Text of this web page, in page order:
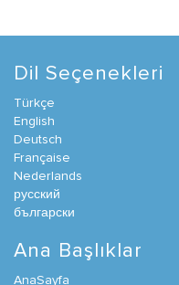
Dil Seçenekleri
Türkçe
English
Deutsch
Française
Nederlands
русский
български
Ana Başlıklar
AnaSayfa